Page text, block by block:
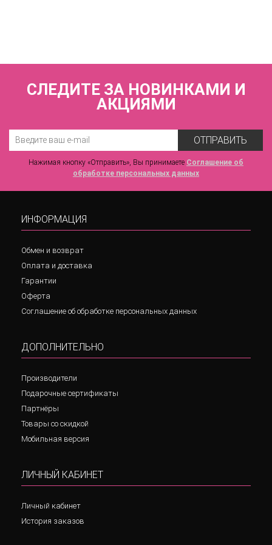
СЛЕДИТЕ ЗА НОВИНКАМИ И
АКЦИЯМИ
ОТПРАВИТЬ
Нажимая кнопку «Отправить», Вы принимаете Соглашение об
обработке персональных данных
ИНФОРМАЦИЯ
Обмен и возврат
Оплата и доставка
Гарантии
Оферта
Соглашение об обработке персональных данных
ДОПОЛНИТЕЛЬНО
Производители
Подарочные сертификаты
Партнёры
Товары со скидкой
Мобильная версия
ЛИЧНЫЙ КАБИНЕТ
Личный кабинет
История заказов